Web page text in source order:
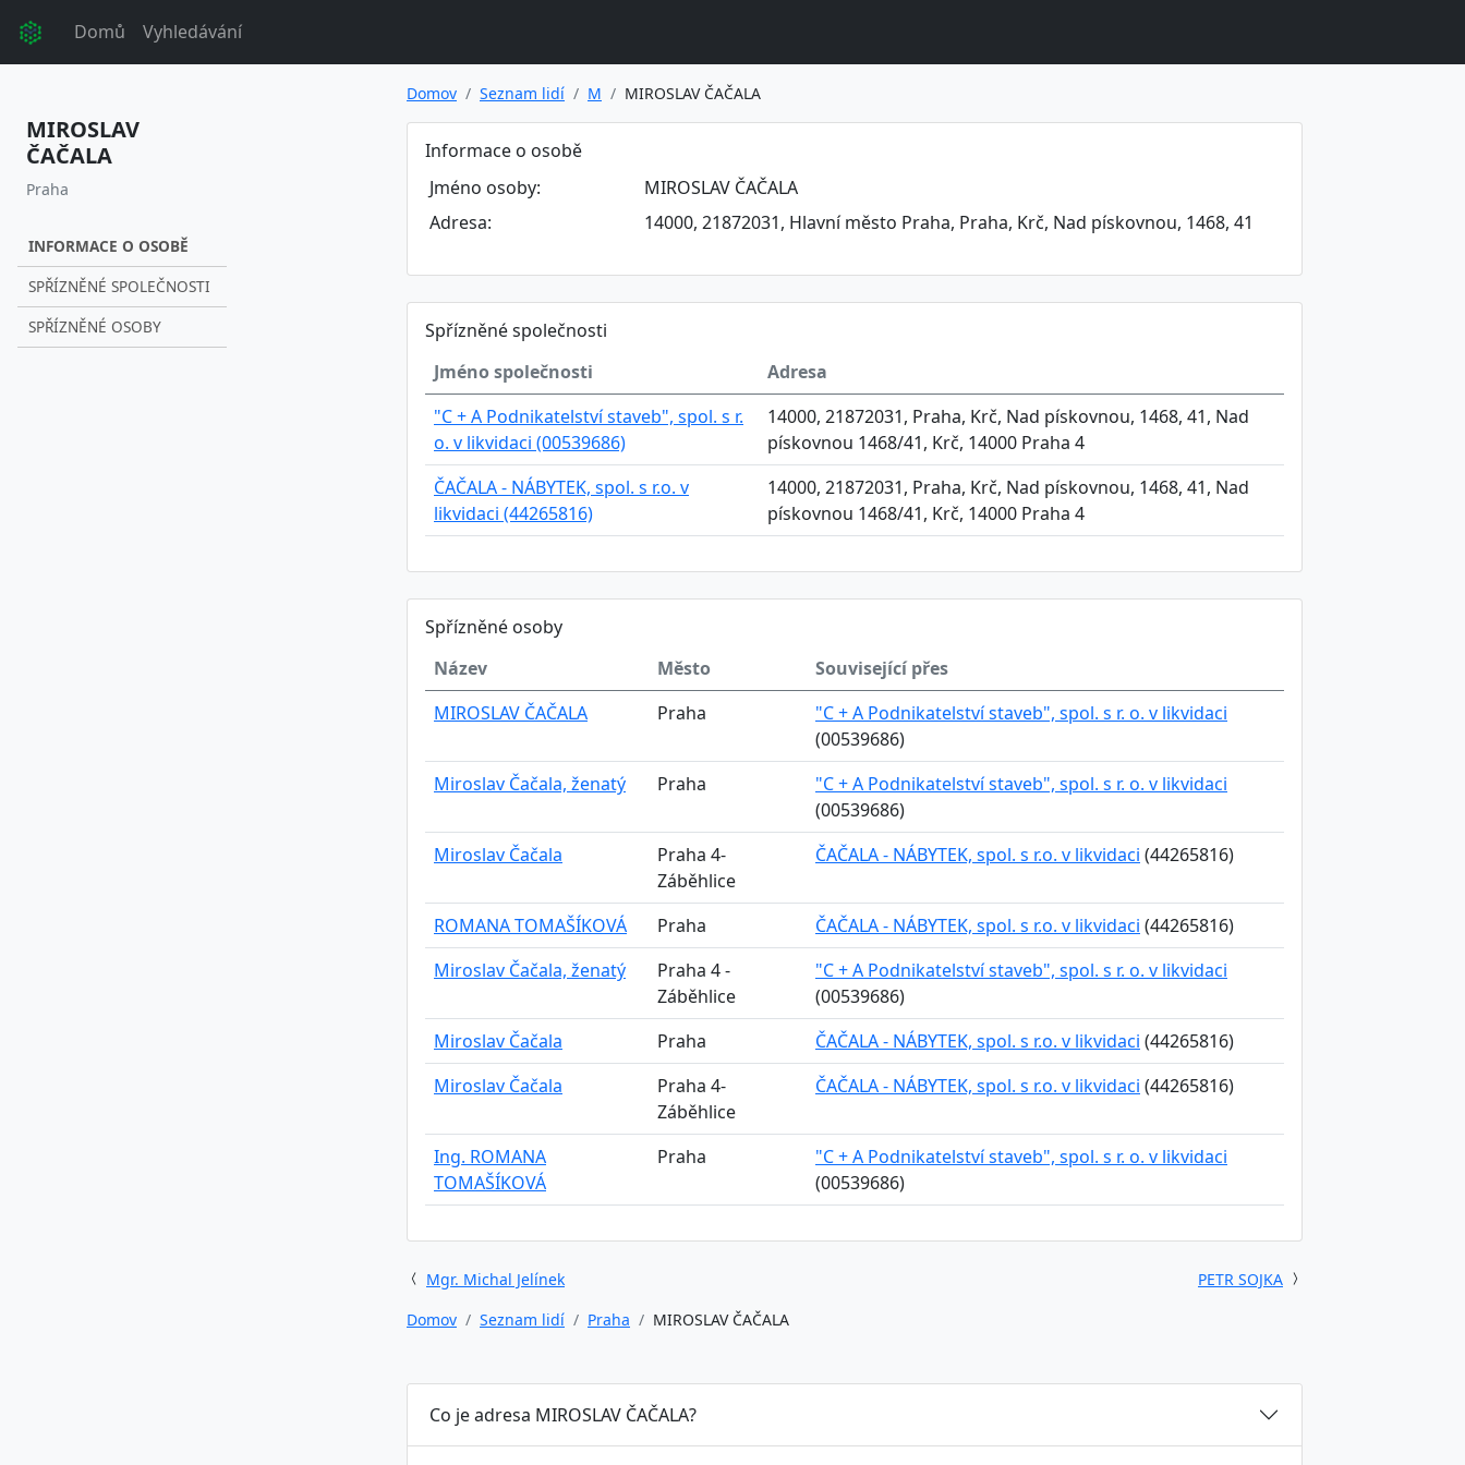
Domů Vyhledávání
MIROSLAV
ČAČALA
Praha
INFORMACE O OSOBĚ
SPŘÍZNĚNÉ SPOLEČNOSTI
SPŘÍZNĚNÉ OSOBY
Domov Seznam lidí M MIROSLAV ČAČALA
Informace o osobě
Jméno osoby:
MIROSLAV ČAČALA
Adresa:
14000, 21872031, Hlavní město Praha, Praha, Krč, Nad pískovnou, 1468, 41
Spřízněné společnosti
Jméno společnosti
Adresa
"C + A Podnikatelství staveb", spol. s r.
o. v likvidaci (00539686)
14000, 21872031, Praha, Krč, Nad pískovnou, 1468, 41, Nad
pískovnou 1468/41, Krč, 14000 Praha 4
ČAČALA - NÁBYTEK, spol. s r.o. v
likvidaci (44265816)
14000, 21872031, Praha, Krč, Nad pískovnou, 1468, 41, Nad
pískovnou 1468/41, Krč, 14000 Praha 4
Spřízněné osoby
Název
Město
Související přes
MIROSLAV ČAČALA
Praha
"C + A Podnikatelství staveb", spol. s r. o. v likvidaci
(00539686)
Miroslav Čačala, ženatý
Praha
"C + A Podnikatelství staveb", spol. s r. o. v likvidaci
(00539686)
Miroslav Čačala
Praha 4-
Záběhlice
ČAČALA - NÁBYTEK, spol. s r.o. v likvidaci (44265816)
ROMANA TOMAŠÍKOVÁ Praha ČAČALA - NÁBYTEK, spol. s r.o. v likvidaci (44265816)
Miroslav Čačala, ženatý
Praha 4 -
Záběhlice
"C + A Podnikatelství staveb", spol. s r. o. v likvidaci
(00539686)
Miroslav Čačala
Praha ČAČALA - NÁBYTEK, spol. s r.o. v likvidaci (44265816)
Miroslav Čačala
Praha 4-
Záběhlice
ČAČALA - NÁBYTEK, spol. s r.o. v likvidaci (44265816)
Ing. ROMANA
TOMAŠÍKOVÁ
Praha
"C + A Podnikatelství staveb", spol. s r. o. v likvidaci
(00539686)
Mgr. Michal Jelínek
PETR SOJKA
Domov
Seznam lidí Praha MIROSLAV ČAČALA
Co je adresa MIROSLAV ČAČALA?